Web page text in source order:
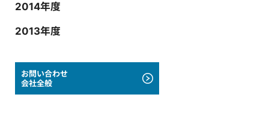
2014年度
2013年度
お問い合わせ
会社全般